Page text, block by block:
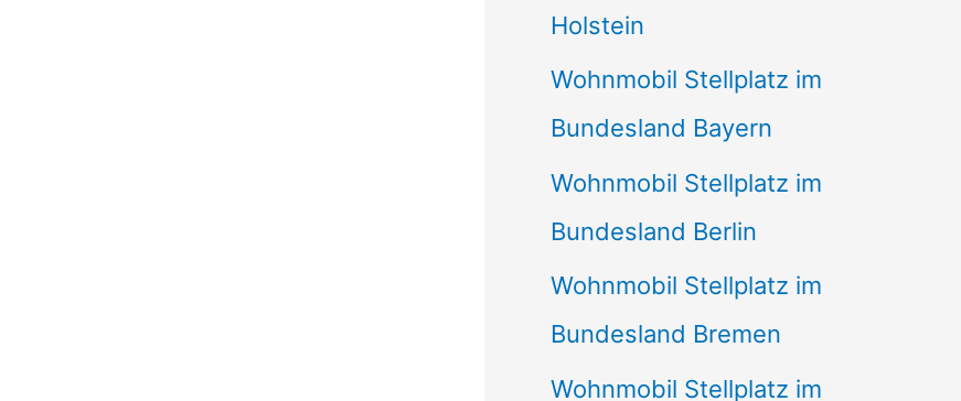
Holstein
Wohnmobil Stellplatz im
Bundesland Bayern
Wohnmobil Stellplatz im
Bundesland Berlin
Wohnmobil Stellplatz im
Bundesland Bremen
Wohnmobil Stellplatz im